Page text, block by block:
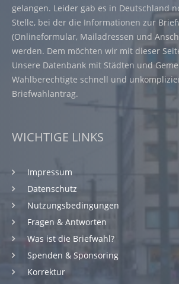
gelangen. Leider gab es in Deutschland
Stelle, bei der die Informationen zur
(Onlineformular, Mailadressen und
werden. Dem möchten wir mit dieser
Unsere Datenbank mit Städten und
Wahlberechtigte schnell und
Briefwahlantrag.
WICHTIGE LINKS
Impressum
Datenschutz
Nutzungsbedingungen
Fragen & Antworten
Was ist die Briefwahl?
Spenden & Sponsoring
Korrektur